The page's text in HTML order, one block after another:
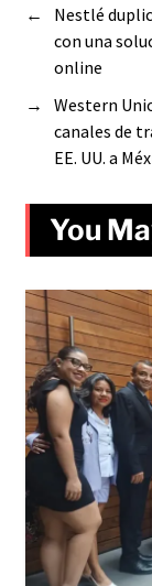
←
Nestlé
con una
online
→
Western
canales de
EE. UU. a
You